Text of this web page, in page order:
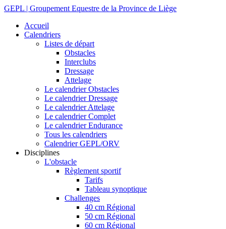
GEPL | Groupement Equestre de la Province de Liège
Accueil
Calendriers
Listes de départ
Obstacles
Interclubs
Dressage
Attelage
Le calendrier Obstacles
Le calendrier Dressage
Le calendrier Attelage
Le calendrier Complet
Le calendrier Endurance
Tous les calendriers
Calendrier GEPL/ORV
Disciplines
L'obstacle
Règlement sportif
Tarifs
Tableau synoptique
Challenges
40 cm Régional
50 cm Régional
60 cm Régional